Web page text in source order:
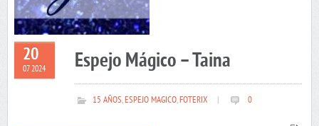
20
07 2024 Espejo Mágico – Taina
15 AÑOS,ESPEJO MAGICO,FOTERIX 0